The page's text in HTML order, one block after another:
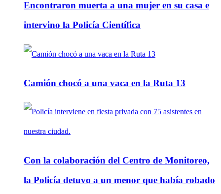
Encontraron muerta a una mujer en su casa e
intervino la Policía Científica
Camión chocó a una vaca en la Ruta 13
Con la colaboración del Centro de Monitoreo,
la Policía detuvo a un menor que había robado